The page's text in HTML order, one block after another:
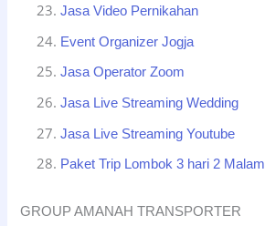
Jasa Video Pernikahan
Event Organizer Jogja
Jasa Operator Zoom
Jasa Live Streaming Wedding
Jasa Live Streaming Youtube
Paket Trip Lombok 3 hari 2 Malam
GROUP AMANAH TRANSPORTER